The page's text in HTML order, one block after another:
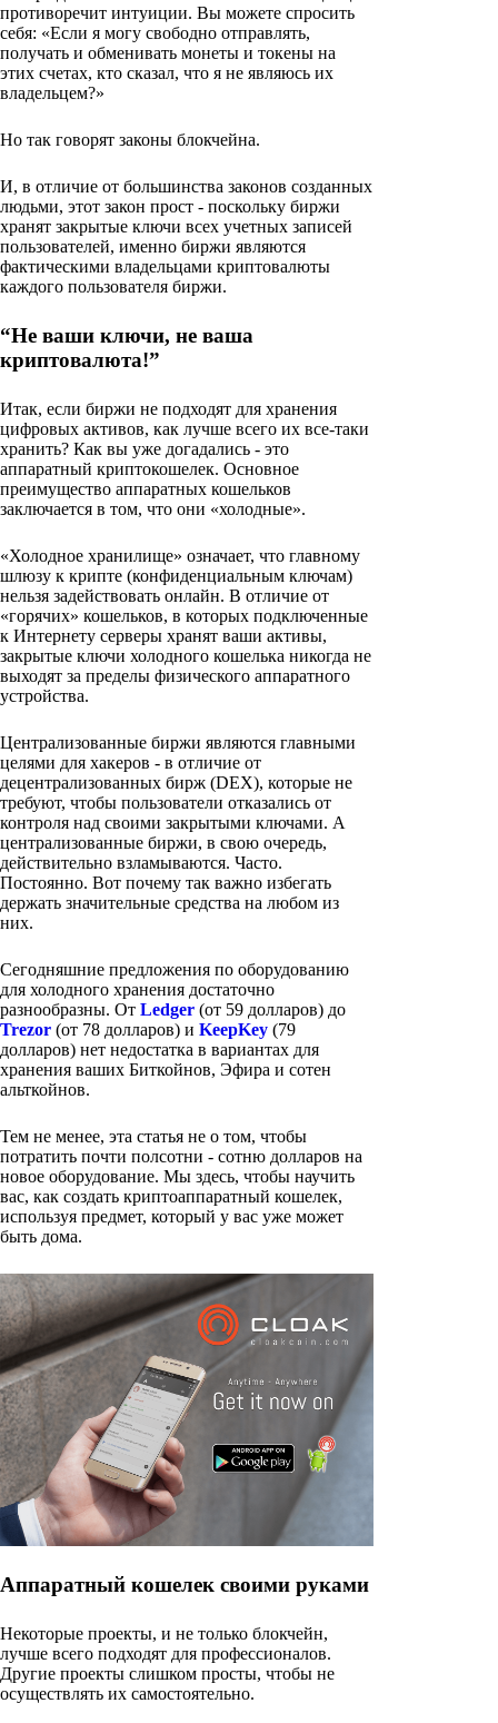
противоречит интуиции. Вы можете спросить
себя: «Если я могу свободно отправлять,
получать и обменивать монеты и токены на
этих счетах, кто сказал, что я не являюсь их
владельцем?»
Но так говорят законы блокчейна.
И, в отличие от большинства законов созданных
людьми, этот закон прост - поскольку биржи
хранят закрытые ключи всех учетных записей
пользователей, именно биржи являются
фактическими владельцами криптовалюты
каждого пользователя биржи.
“Не ваши ключи, не ваша
криптовалюта!”
Итак, если биржи не подходят для хранения
цифровых активов, как лучше всего их все-таки
хранить? Как вы уже догадались - это
аппаратный криптокошелек. Основное
преимущество аппаратных кошельков
заключается в том, что они «холодные».
«Холодное хранилище» означает, что главному
шлюзу к крипте (конфиденциальным ключам)
нельзя задействовать онлайн. В отличие от
«горячих» кошельков, в которых подключенные
к Интернету серверы хранят ваши активы,
закрытые ключи холодного кошелька никогда не
выходят за пределы физического аппаратного
устройства.
Централизованные биржи являются главными
целями для хакеров - в отличие от
децентрализованных бирж (DEX), которые не
требуют, чтобы пользователи отказались от
контроля над своими закрытыми ключами. А
централизованные биржи, в свою очередь,
действительно взламываются. Часто.
Постоянно. Вот почему так важно избегать
держать значительные средства на любом из
них.
Сегодняшние предложения по оборудованию
для холодного хранения достаточно
разнообразны. От Ledger (от 59 долларов) до
Trezor (от 78 долларов) и KeepKey (79
долларов) нет недостатка в вариантах для
хранения ваших Биткойнов, Эфира и сотен
альткойнов.
Тем не менее, эта статья не о том, чтобы
потратить почти полсотни - сотню долларов на
новое оборудование. Мы здесь, чтобы научить
вас, как создать криптоаппаратный кошелек,
используя предмет, который у вас уже может
быть дома.
Аппаратный кошелек своими руками
Некоторые проекты, и не только блокчейн,
лучше всего подходят для профессионалов.
Другие проекты слишком просты, чтобы не
осуществлять их самостоятельно.